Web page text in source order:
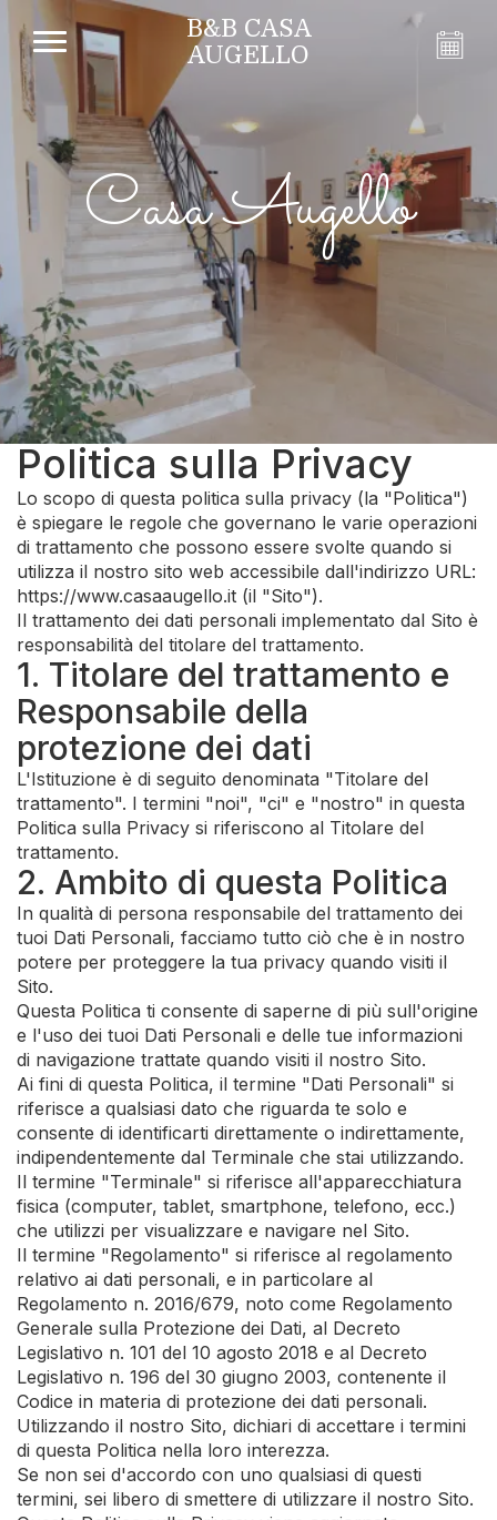
B&B CASA
AUGELLO
Casa Augello
Politica sulla Privacy
Lo scopo di questa politica sulla privacy (la "Politica")
è spiegare le regole che governano le varie operazioni
di trattamento che possono essere svolte quando si
utilizza il nostro sito web accessibile dall'indirizzo URL:
https://www.casaaugello.it (il "Sito").
Il trattamento dei dati personali implementato dal Sito è
responsabilità del titolare del trattamento.
1. Titolare del trattamento e
Responsabile della
protezione dei dati
L'Istituzione è di seguito denominata "Titolare del
trattamento". I termini "noi", "ci" e "nostro" in questa
Politica sulla Privacy si riferiscono al Titolare del
trattamento.
2. Ambito di questa Politica
In qualità di persona responsabile del trattamento dei
tuoi Dati Personali, facciamo tutto ciò che è in nostro
potere per proteggere la tua privacy quando visiti il
Sito.
Questa Politica ti consente di saperne di più sull'origine
e l'uso dei tuoi Dati Personali e delle tue informazioni
di navigazione trattate quando visiti il nostro Sito.
Ai fini di questa Politica, il termine "Dati Personali" si
riferisce a qualsiasi dato che riguarda te solo e
consente di identificarti direttamente o indirettamente,
indipendentemente dal Terminale che stai utilizzando.
Il termine "Terminale" si riferisce all'apparecchiatura
fisica (computer, tablet, smartphone, telefono, ecc.)
che utilizzi per visualizzare e navigare nel Sito.
Il termine "Regolamento" si riferisce al regolamento
relativo ai dati personali, e in particolare al
Regolamento n. 2016/679, noto come Regolamento
Generale sulla Protezione dei Dati, al Decreto
Legislativo n. 101 del 10 agosto 2018 e al Decreto
Legislativo n. 196 del 30 giugno 2003, contenente il
Codice in materia di protezione dei dati personali.
Utilizzando il nostro Sito, dichiari di accettare i termini
di questa Politica nella loro interezza.
Se non sei d'accordo con uno qualsiasi di questi
termini, sei libero di smettere di utilizzare il nostro Sito.